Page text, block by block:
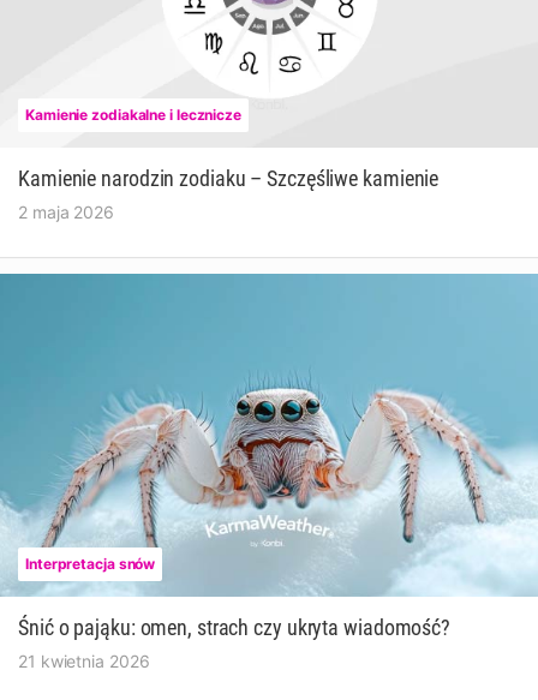
Kamienie zodiakalne i lecznicze
Kamienie narodzin zodiaku – Szczęśliwe kamienie
2 maja 2026
Interpretacja snów
Śnić o pająku: omen, strach czy ukryta wiadomość?
21 kwietnia 2026